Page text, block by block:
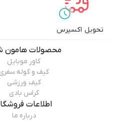
تحویل اکسپرس
محصولاتهامون
کاور موبایل
کیف و کوله سفری
کیف ورزشی
کراس بادی
اطلاعات
درباره ما